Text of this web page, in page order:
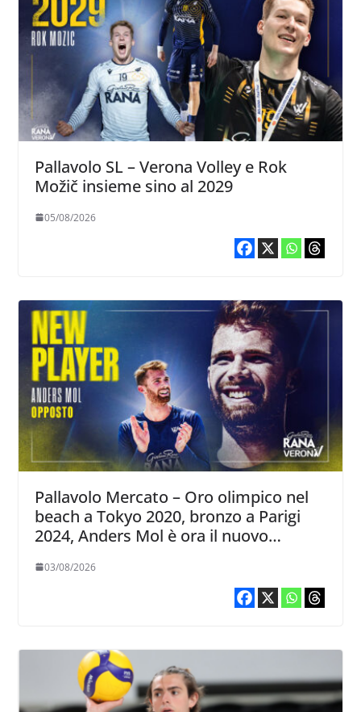
Pallavolo SL – Verona Volley e Rok
Možič insieme sino al 2029
05/08/2026
Pallavolo Mercato – Oro olimpico nel
beach a Tokyo 2020, bronzo a Parigi
2024, Anders Mol è ora il nuovo
03/08/2026